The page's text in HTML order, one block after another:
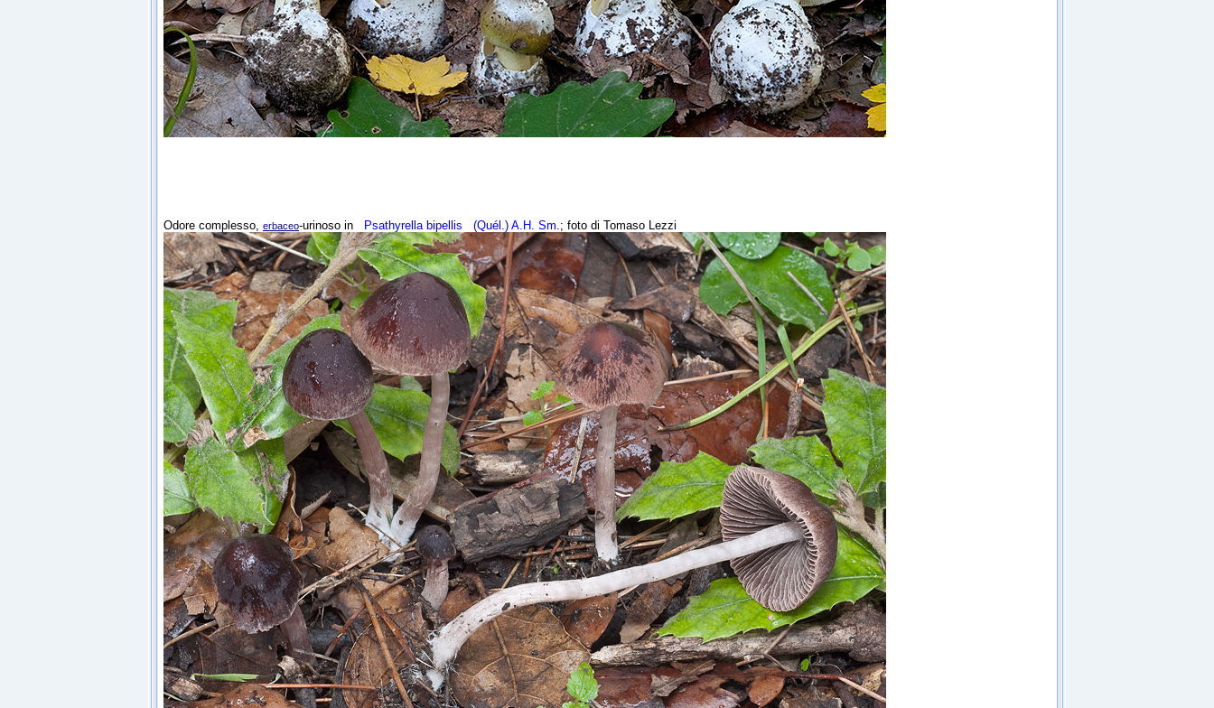
Odore complesso, erbaceo-urinoso in Psathyrella bipellis (Quél.) A.H. Sm.; foto di Tomaso Lezzi